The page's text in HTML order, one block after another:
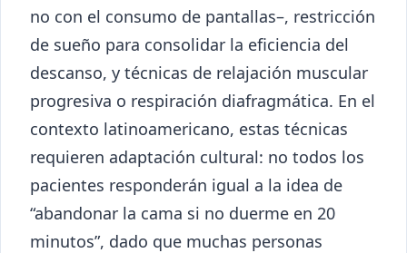
no con el consumo de pantallas–, restricción
de sueño para consolidar la eficiencia del
descanso, y técnicas de relajación muscular
progresiva o respiración diafragmática. En el
contexto latinoamericano, estas técnicas
requieren adaptación cultural: no todos los
pacientes responderán igual a la idea de
“abandonar la cama si no duerme en 20
minutos”, dado que muchas personas